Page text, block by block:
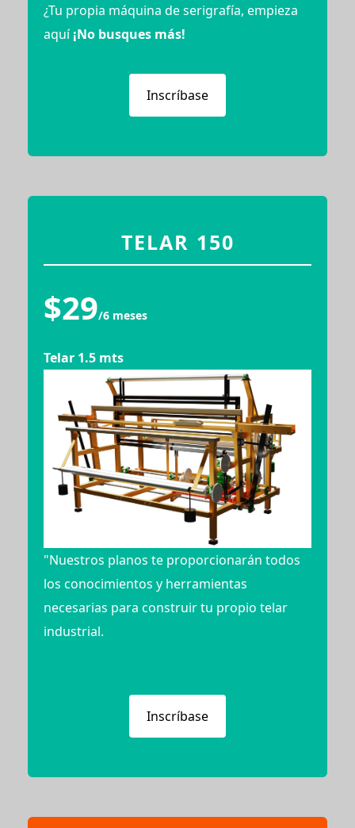
¿Tu propia máquina de serigrafía, empieza
aquí¡No busques más!
Inscríbase
TELAR 150
$29/6 meses
Telar 1.5 mts
"Nuestros planos te proporcionarán todos
los conocimientos y herramientas
necesarias para construir tu propio telar
industrial.
Inscríbase